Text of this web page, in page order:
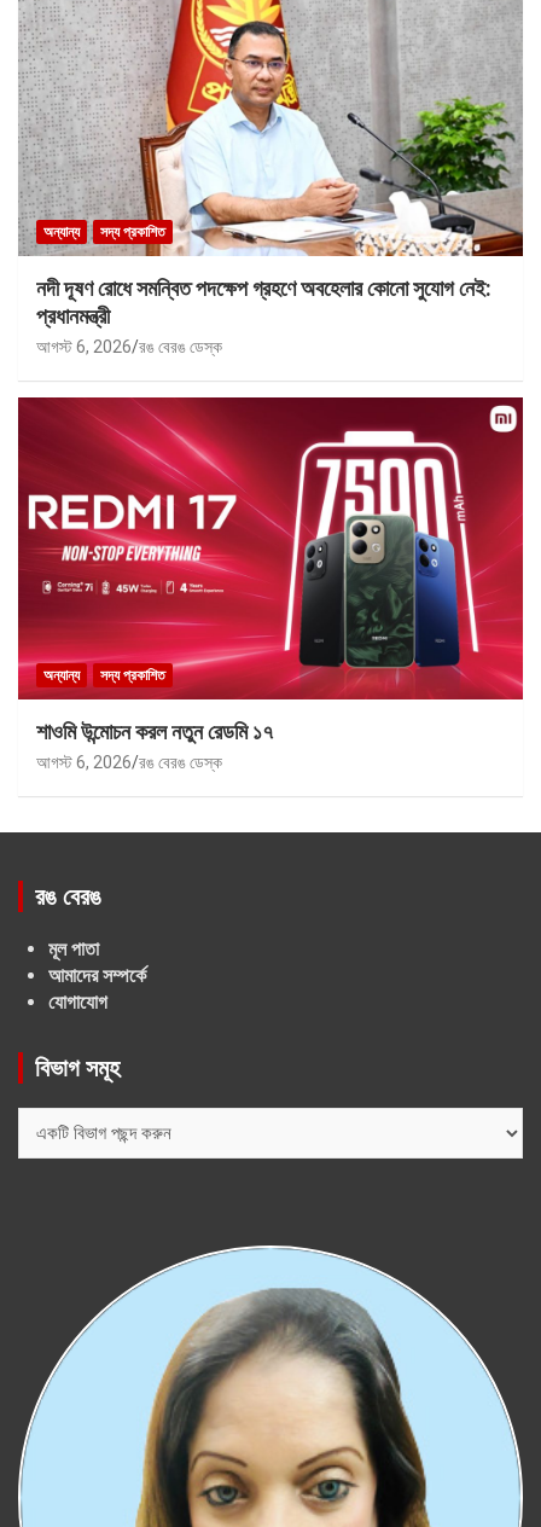
অন্যান্য সদ্য প্রকাশিত
নদী দূষণ রোধে সমন্বিত পদক্ষেপ গ্রহণে অবহেলার কোনো সুযোগ নেই:
প্রধানমন্ত্রী
আগস্ট 6, 2026 রঙ বেরঙ ডেস্ক
অন্যান্য সদ্য প্রকাশিত
শাওমি উন্মোচন করল নতুন রেডমি ১৭
আগস্ট 6, 2026 রঙ বেরঙ ডেস্ক
রঙ বেরঙ
মূল পাতা
আমাদের সম্পর্কে
যোগাযোগ
বিভাগ সমূহ